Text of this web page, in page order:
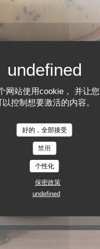
网站使用cookie， 并让您
以控制想要激活的内容。
好的，全部接受
禁用
个性化
保密政策
undefined